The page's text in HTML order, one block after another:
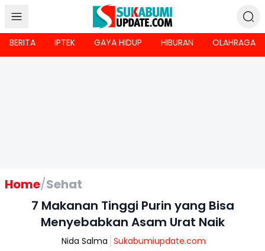
BERITA IPTEK GAYA HIDUP HIBURAN OLAHRAGA
Home/Sehat
7 Makanan Tinggi Purin yang Bisa
Menyebabkan Asam Urat Naik
Nida Salma Sukabumiupdate.com